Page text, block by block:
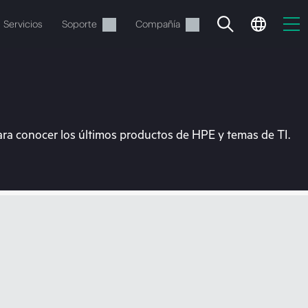
Servicios Soporte Compañía
conocer los últimos productos de HPE y temas de TI.